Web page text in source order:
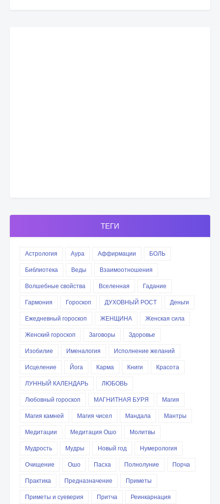
ТЕГИ
Астрология Аура Аффирмации
БОЛЬ
Библиотека
Веды
Взаимоотношения
Волшебные свойства
Вселенная
Гадание
Гармония
Гороскоп ДУХОВНЫЙ РОСТ
Деньги
Ежедневный гороскоп
ЖЕНЩИНА
Женская сила
Женский гороскоп
Заговоры
Здоровье
Изобилие
Именалогия
Исполнение желаний
Исцеление
Йога Карма Книги
Красота
ЛУННЫЙ КАЛЕНДАРЬ
ЛЮБОВЬ
Любовный гороскоп
МАГНИТНАЯ БУРЯ
Магия
Магия камней
Магия чисел Мандала
Мантры
Медитации
Медитация Ошо
Молитвы
Мудрость
Мудры Новый год
Нумерология
Очищение
Ошо Пасха Полнолуние
Порча
Практика
Предназначение
Приметы
Приметы и суеверия
Притча
Реинкарнация